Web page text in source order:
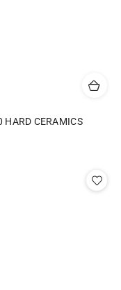
HARD CERAMICS